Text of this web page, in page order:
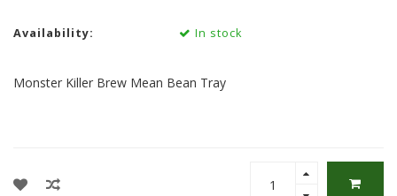
Availability: In stock
Monster Killer Brew Mean Bean Tray